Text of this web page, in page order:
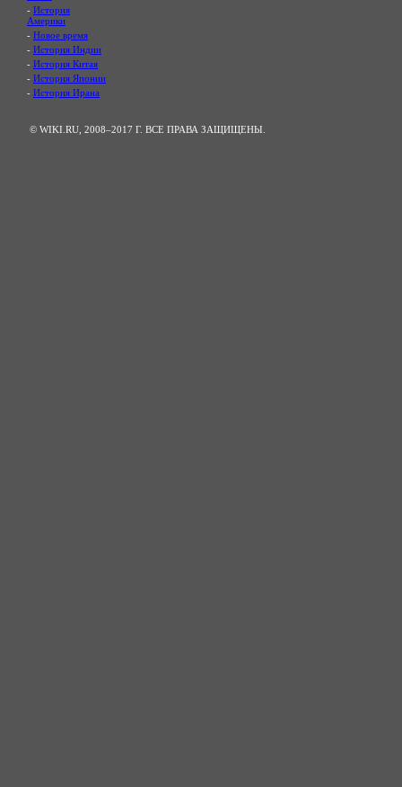
- История
Америки
- Новое время
- История Индии
- История Китая
- История Японии
- История Ирана
© WIKI.RU, 2008–2017 Г. ВСЕ ПРАВА ЗАЩИЩЕНЫ.